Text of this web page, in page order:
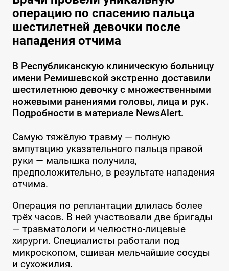
операцию по спасению пальца
шестилетней девочки после
нападения отчима
В Республиканскую клиническую больницу
имени Ремишевской экстренно доставили
шестилетнюю девочку с множественными
ножевыми ранениями головы, лица и рук.
Подробности в материале NewsAlert.
Самую тяжёлую травму — полную
ампутацию указательного пальца правой
руки — малышка получила,
предположительно, в результате нападения
отчима.
Операция по реплантации длилась более
трёх часов. В ней участвовали две бригады
— травматологи и челюстно-лицевые
хирурги. Специалисты работали под
микроскопом, сшивая мельчайшие сосуды
и сухожилия.